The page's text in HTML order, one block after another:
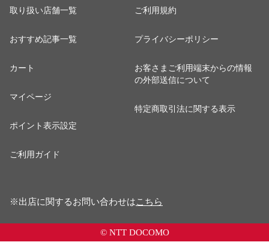
取り扱い店舗一覧
おすすめ記事一覧
カート
マイページ
ポイント表示設定
ご利用ガイド
ご利用規約
プライバシーポリシー
お客さまご利用端末からの情報
の外部送信について
特定商取引法に関する表示
※出店に関するお問い合わせはこちら
© NTT DOCOMO